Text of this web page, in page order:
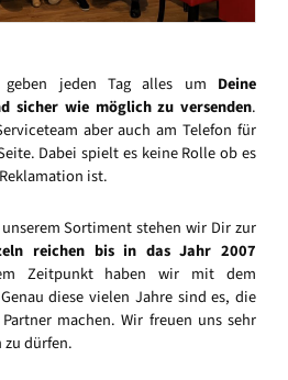
jeden Tag alles um Deine
sicher wie möglich zu versenden.
aber auch am Telefon für
Dabei spielt es keine Rolle ob es
ist.
Sortiment stehen wir Dir zur
reichen bis in das Jahr 2007
Zeitpunkt haben wir mit dem
diese vielen Jahre sind es, die
machen. Wir freuen uns sehr
zu dürfen.